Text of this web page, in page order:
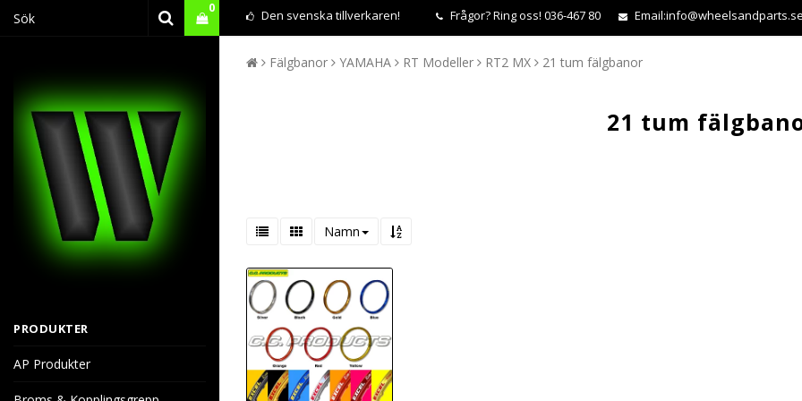
Den svenska tillverkaren! Frågor?Ring oss! 036-467 80 Email:
0
PRODUKTER
AP Produkter
Fälgbanor YAMAHA RT Modeller RT2 MX 21 tum fälgbanor
21 tum
Namn